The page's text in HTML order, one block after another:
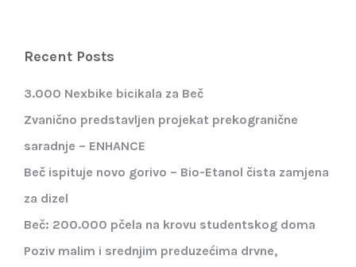
Recent Posts
3.000 Nexbike bicikala za Beč
Zvanično predstavljen projekat prekogranične
saradnje – ENHANCE
Beč ispituje novo gorivo – Bio-Etanol čista zamjena
za dizel
Beč: 200.000 pčela na krovu studentskog doma
Poziv malim i srednjim preduzećima drvne,